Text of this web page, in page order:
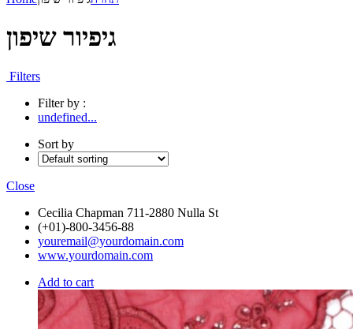
גיפיור שיפון
Filters
Filter by :
undefined...
Sort by
Close
Cecilia Chapman 711-2880 Nulla St
(+01)-800-3456-88
youremail@yourdomain.com
www.yourdomain.com
Add to cart